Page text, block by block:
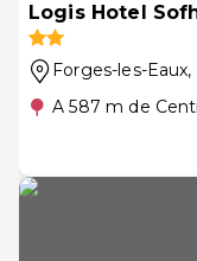
Logis Hotel
Forges-les-Eaux,
A 587 m de